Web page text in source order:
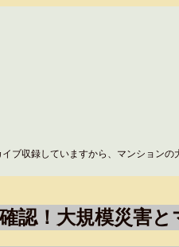
ブ収録していますから、マンショ
認！大規模災害